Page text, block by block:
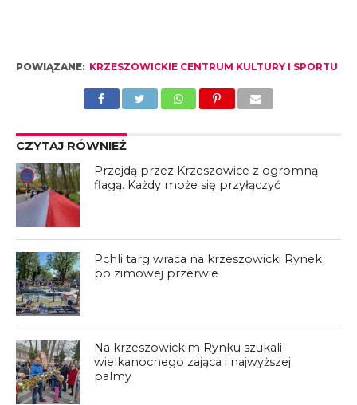
POWIĄZANE: KRZESZOWICKIE CENTRUM KULTURY I SPORTU
CZYTAJ RÓWNIEŻ
Przejdą przez Krzeszowice z ogromną
flagą. Każdy może się przyłączyć
Pchli targ wraca na krzeszowicki Rynek
po zimowej przerwie
Na krzeszowickim Rynku szukali
wielkanocnego zająca i najwyższej
palmy